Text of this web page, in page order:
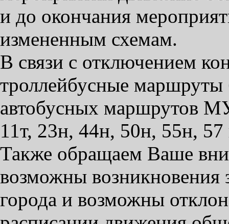
и до окончания
измененным схемам.
В связи с отключением
троллейбусные маршруты
автобусных маршрутов
11т, 23н, 44н, 50н, 55н,
Также обращаем Ваше
возможны возникновения
города и возможны